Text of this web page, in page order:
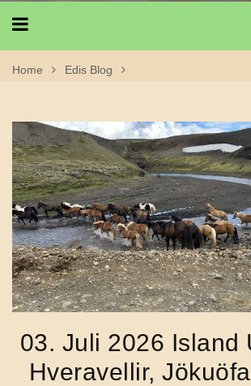
Home
Edis Blog
03. Juli 2026 Island
Hveravellir,